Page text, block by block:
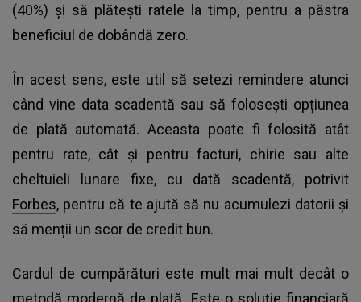
(40%) și să plătești ratele la timp, pentru a păstra
beneficiul de dobândă zero.
În acest sens, este util să setezi remindere atunci
când vine data scadentă sau să folosești opțiunea
de plată automată. Aceasta poate fi folosită atât
pentru rate, cât și pentru facturi, chirie sau alte
cheltuieli lunare fixe, cu dată scadentă, potrivit
Forbes, pentru că te ajută să nu acumulezi datorii și
să menții un scor de credit bun.
Cardul de cumpărături este mult mai mult decât o
metodă modernă de plată. Este o soluție financiară